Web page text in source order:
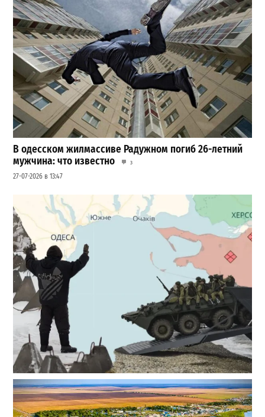
В одесском жилмассиве Радужном погиб 26-летний
мужчина: что известно
3
27-07-2026 в 13:47
Полковник ВСУ рассказал, выдержит ли Одесса
новое наступление
2
27-07-2026 в 11:19